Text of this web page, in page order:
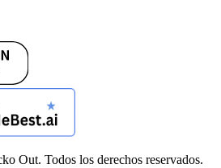
Out. Todos los derechos reservados.